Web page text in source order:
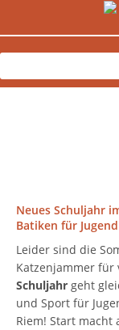
Neues Schuljahr
Batiken für
Leider sind die
Katzenjammer für
Schuljahr geht
und Sport für
Riem! Start macht